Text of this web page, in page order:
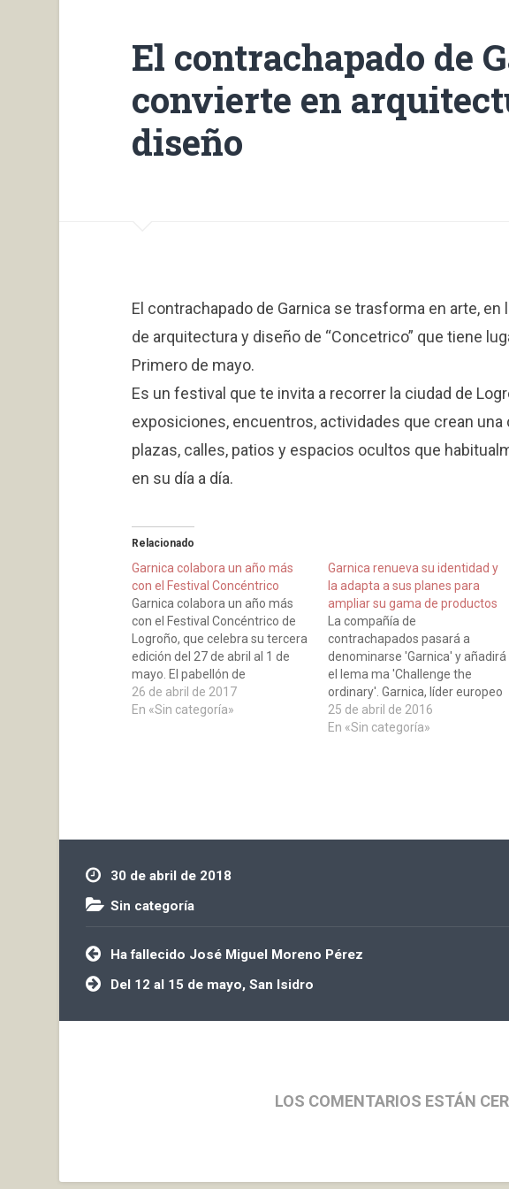
El contrachapado de
convierte en
diseño
El contrachapado de Garnica se trasforma en arte, en
de arquitectura y diseño de “Concetrico” que tiene
Primero de mayo.
Es un festival que te invita a recorrer la ciudad de
exposiciones, encuentros, actividades que crean
plazas, calles, patios y espacios ocultos que
en su día a día.
Relacionado
Garnica colabora un año más
con el Festival Concéntrico
Garnica colabora un año más
con el Festival Concéntrico de
Logroño, que celebra su tercera
edición del 27 de abril al 1 de
mayo. El pabellón de
información como cada año se
levanta en la plaza Escuelas
26 de abril de 2017
En «Sin categoría»
Garnica renueva su identidad y
la adapta a sus planes para
ampliar su gama de productos
La compañía de
contrachapados pasará a
denominarse 'Garnica' y añadirá
el lema ma 'Challenge the
ordinary'. Garnica, líder europeo
en producción de tablero
contrachapado de chopo, ha
25 de abril de 2016
En «Sin categoría»
30 de abril de 2018
Sin categoría
Navegación
de
entradas
Ha fallecido José Miguel Moreno Pérez
Del 12 al 15 de mayo, San Isidro
LOS COMENTARIOS ESTÁN